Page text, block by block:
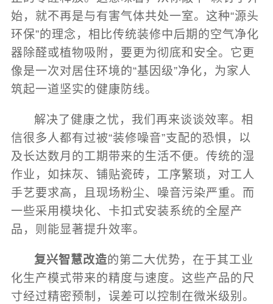
始，就不再是与有害气体共处一室。这种“源头
环保”的理念，相比传统装修中后期的空气净化
器除醛或植物吸附，要更为彻底和安全。它更
像是一次对居住环境的“基因级”净化，为家人
筑起一道坚实的健康防线。
解决了健康之忧，我们再来谈谈效率。相
信很多人都有过被“装修噪音”支配的恐惧，以
及长达数月的工期带来的生活不便。传统的湿
作业，如抹灰、铺贴瓷砖，工序繁琐，对工人
手艺要求高，且现场粉尘、噪音污染严重。而
一些采用模块化、卡扣式安装系统的全屋产
品，则能显著提升效率。
复兴智慧改造的第二大优势，在于其工业
化生产模式带来的精度与速度。这些产品的尺
寸经过精密预制，误差可以控制在微米级别。